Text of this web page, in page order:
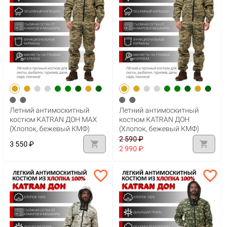
Летний антимоскитный
костюм KATRAN ДОН MAX
(Хлопок, бежевый КМФ)
3 550 ₽
shopping_cart
Летний антимоскитный
костюм KATRAN ДОН
(Хлопок, бежевый КМФ)
2 590 ₽
2 990 ₽
shopping_cart
favorite_border favorite_border